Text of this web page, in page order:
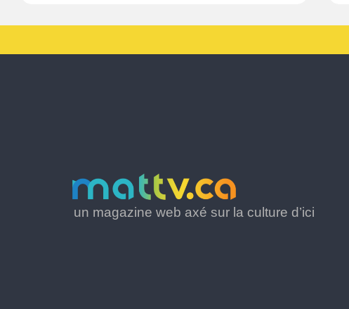
un magazine web axé sur la culture d’ici